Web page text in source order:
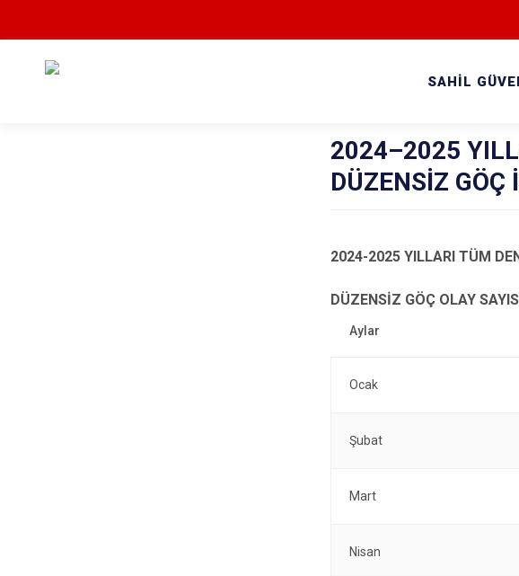
SAHİL
2024–2025
DÜZENSİZ
2024-2025 YILLARI TÜM
DÜZENSİZ GÖÇ OLAY
Ocak
Şubat
Mart
Nisan